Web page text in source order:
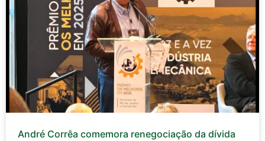
André Corrêa comemora renegociação da dívida